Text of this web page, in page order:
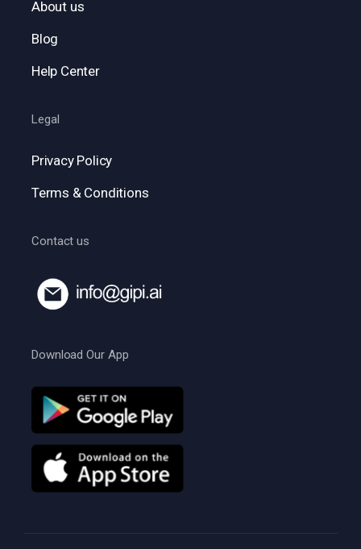
About us
Blog
Help Center
Legal
Privacy Policy
Terms & Conditions
Contact us
Download Our App